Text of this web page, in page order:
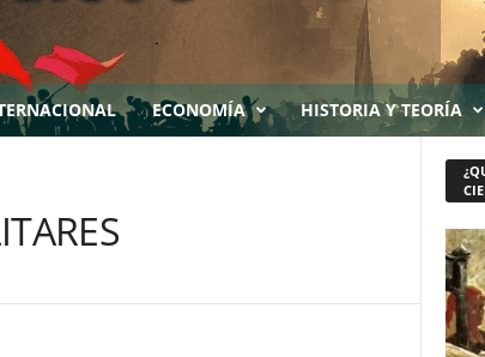
ECONOMÍA HISTORIA Y TEORÍA